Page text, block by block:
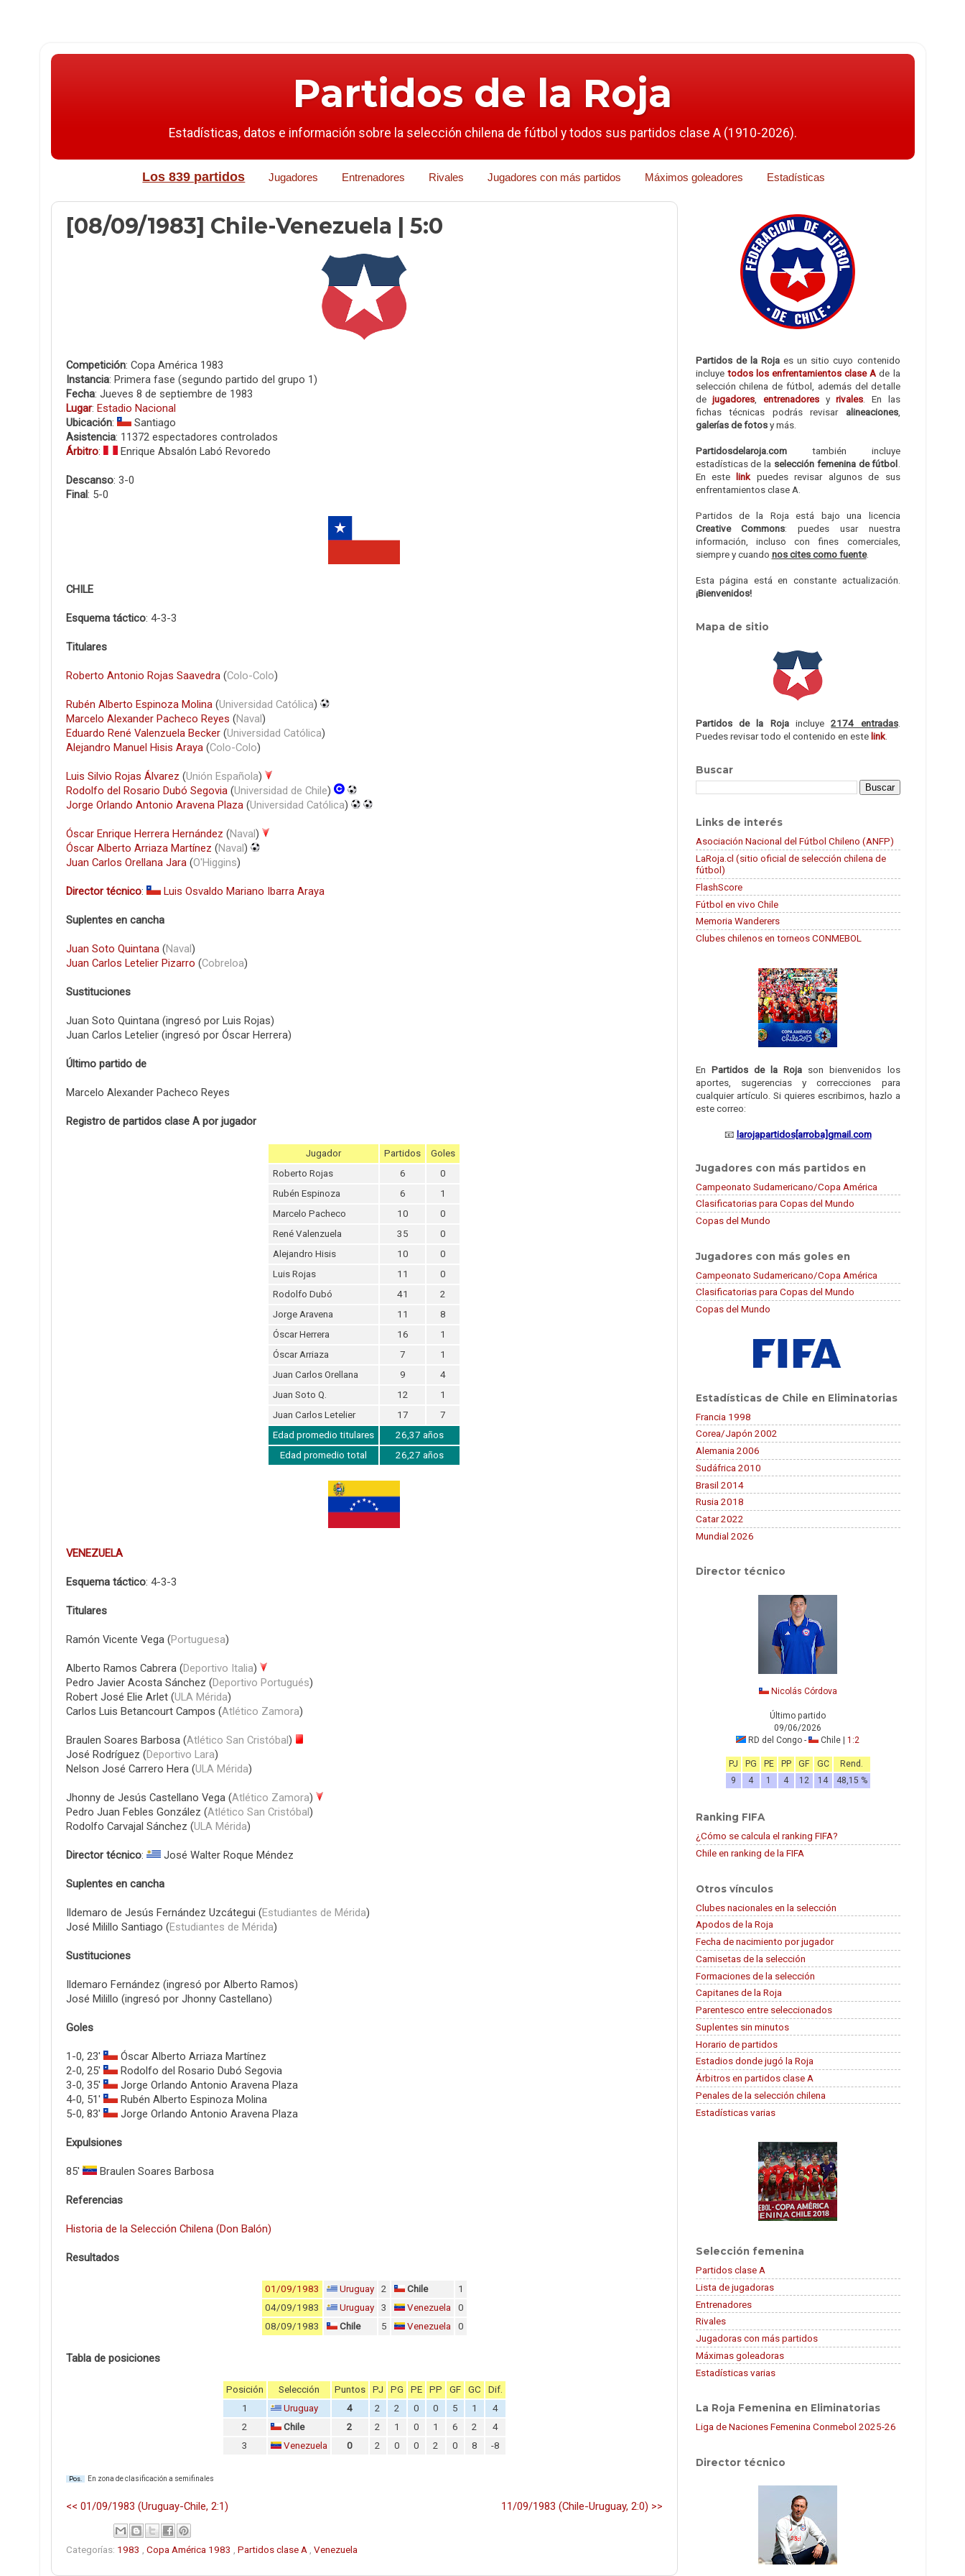
Partidos de la Roja
Estadísticas, datos e información sobre la selección chilena de fútbol y todos sus partidos clase A (1910-2026).
Los 839 partidos Jugadores Entrenadores Rivales Jugadores con más partidos Máximos goleadores Estadísticas
[08/09/1983] Chile-Venezuela | 5:0
Competición: Copa América 1983
Instancia: Primera fase (segundo partido del grupo 1)
Fecha: Jueves 8 de septiembre de 1983
Lugar: Estadio Nacional
Ubicación:
Santiago
Asistencia: 11372 espectadores controlados
Árbitro: Enrique Absalón Labó Revoredo
Descanso: 3-0
Final: 5-0
CHILE
Esquema táctico: 4-3-3
Titulares
Roberto Antonio Rojas Saavedra(Colo-Colo)
Rubén Alberto Espinoza Molina(Universidad Católica)
Marcelo Alexander Pacheco Reyes (Naval)
Eduardo René Valenzuela Becker(Universidad Católica)
Alejandro Manuel Hisis Araya(Colo-Colo)
Luis Silvio Rojas Álvarez (Unión Española)
Rodolfo del Rosario Dubó Segovia(Universidad de Chile)
Jorge Orlando Antonio Aravena Plaza(Universidad Católica)
Óscar Enrique Herrera Hernández (Naval)
Óscar Alberto Arriaza Martínez (Naval)
Juan Carlos Orellana Jara(O'Higgins)
Director técnico: Luis Osvaldo Mariano Ibarra Araya
Suplentes en cancha
Juan Soto Quintana(Naval)
Juan Carlos Letelier Pizarro (Cobreloa)
Sustituciones
Juan Soto Quintana (ingresó por Luis Rojas)
Juan Carlos Letelier (ingresó por Óscar Herrera)
Último partido de
Marcelo Alexander Pacheco Reyes
Registro de partidos clase A por jugador
Jugador Partidos
Goles
Roberto Rojas
6
0
Rubén Espinoza
6
1
Marcelo Pacheco
10
0
René Valenzuela
35
0
Alejandro Hisis
10
0
Luis Rojas
11
0
Rodolfo Dubó
41
2
Jorge Aravena
11
8
Óscar Herrera
16
1
Óscar Arriaza
7
1
Juan Carlos Orellana
9
4
Juan Soto Q.
12
1
Juan Carlos Letelier
17
7
Edad promedio titulares
26,37 años
Edad promedio total
26,27 años
VENEZUELA
Esquema táctico: 4-3-3
Titulares
Ramón Vicente Vega (Portuguesa)
Alberto Ramos Cabrera (Deportivo Italia)
Pedro Javier Acosta Sánchez (Deportivo Portugués)
Robert José Elie Arlet (ULA Mérida)
Carlos Luis Betancourt Campos (Atlético Zamora)
Braulen Soares Barbosa (Atlético San Cristóbal)
José Rodríguez (Deportivo Lara)
Nelson José Carrero Hera (ULA Mérida)
Jhonny de Jesús Castellano Vega (Atlético Zamora)
Pedro Juan Febles González (Atlético San Cristóbal)
Rodolfo Carvajal Sánchez (ULA Mérida)
Director técnico: José Walter Roque Méndez
Suplentes en cancha
Ildemaro de Jesús Fernández Uzcátegui (Estudiantes de Mérida)
José Milillo Santiago (Estudiantes de Mérida)
Sustituciones
Ildemaro Fernández (ingresó por Alberto Ramos)
José Milillo (ingresó por Jhonny Castellano)
Goles
1-0, 23'
Óscar Alberto Arriaza Martínez
2-0, 25'
Rodolfo del Rosario Dubó Segovia
3-0, 35'
Jorge Orlando Antonio Aravena Plaza
4-0, 51'
Rubén Alberto Espinoza Molina
5-0, 83'
Jorge Orlando Antonio Aravena Plaza
Expulsiones
85' Braulen Soares Barbosa
Referencias
Historia de la Selección Chilena (Don Balón)
Resultados
01/09/1983 Uruguay 2 Chile
1
04/09/1983
Uruguay 3 Venezuela
0
08/09/1983
Chile 5 Venezuela 0
Tabla de posiciones
Posición Selección Puntos PJ PG PE PP GF GC
Dif.
1
Uruguay 4 2 2 0 0 5 1
4
2
Chile 2 2 1 0 1 6 2
4
3
Venezuela 0 2 0 0 2 0 8 -8
Pos. En zona de clasificación a semifinales
11/09/1983 (Chile-Uruguay, 2:0) >>
<< 01/09/1983 (Uruguay-Chile, 2:1)
Categorías: 1983 Copa América 1983 Partidos clase A Venezuela
Partidos de la Rojaes un sitio cuyo contenido
incluye todos los enfrentamientos clase A de la
selección chilena de fútbol, además del detalle
dejugadores entrenadoresyrivales . En las
fichas técnicas podrás revisar alineaciones,
galerías de fotosy más.
Partidosdelaroja.comtambién incluye
estadísticas de la selección femenina de fútbol
En este link puedes revisar algunos de sus
enfrentamientos clase A.
Partidos de la Roja está bajo una licencia
Creative Commons: puedes usar nuestra
información, incluso con fines comerciales,
siempre y cuando nos cites como fuente.
Esta página está en constante actualización.
¡Bienvenidos!
Mapa de sitio
Partidos de la Rojaincluye2174 entradas.
Puedes revisar todo el contenido en estelink.
Buscar
Links de interés
Asociación Nacional del Fútbol Chileno (ANFP)
LaRoja.cl (sitio oficial de selección chilena de
fútbol)
FlashScore
Fútbol en vivo Chile
Memoria Wanderers
Clubes chilenos en torneos CONMEBOL
En Partidos de la Roja son bienvenidos los
aportes, sugerencias y correcciones para
cualquier artículo. Si quieres escribirnos, hazlo a
este correo:
📧 larojapartidos[arroba]gmail.com
Jugadores con más partidos en
Campeonato Sudamericano/Copa América
Clasificatorias para Copas del Mundo
Copas del Mundo
Jugadores con más goles en
Campeonato Sudamericano/Copa América
Clasificatorias para Copas del Mundo
Copas del Mundo
Estadísticas de Chile en Eliminatorias
Francia 1998
Corea/Japón 2002
Alemania 2006
Sudáfrica 2010
Brasil 2014
Rusia 2018
Catar 2022
Mundial 2026
Director técnico
Nicolás Córdova
Último partido
09/06/2026
RD del Congo -
Chile | 1:2
PJ PG PE PP GF GC
Rend.
9
4 1 4 12 14 48,15 %
Ranking FIFA
¿Cómo se calcula el ranking FIFA?
Chile en ranking de la FIFA
Otros vínculos
Clubes nacionales en la selección
Apodos de la Roja
Fecha de nacimiento por jugador
Camisetas de la selección
Formaciones de la selección
Capitanes de la Roja
Parentesco entre seleccionados
Suplentes sin minutos
Horario de partidos
Estadios donde jugó la Roja
Árbitros en partidos clase A
Penales de la selección chilena
Estadísticas varias
Selección femenina
Partidos clase A
Lista de jugadoras
Entrenadores
Rivales
Jugadoras con más partidos
Máximas goleadoras
Estadísticas varias
La Roja Femenina en Eliminatorias
Liga de Naciones Femenina Conmebol 2025-26
Director técnico